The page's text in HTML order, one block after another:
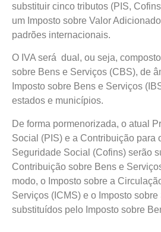
substituir cinco tributos (PIS,
um Imposto sobre Valor
padrões internacionais.
O IVA será dual, ou seja,
sobre Bens e Serviços (CBS), de
Imposto sobre Bens e Serviços
estados e municípios.
De forma pormenorizada, o atual
Social (PIS) e a Contribuição para
Seguridade Social (Cofins) serão
Contribuição sobre Bens e
modo, o Imposto sobre a
Serviços (ICMS) e o Imposto
substituídos pelo Imposto sobre